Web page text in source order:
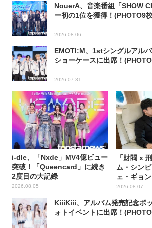
NouerA、音楽番組「SHOW
ー初の1位を獲得！(PHOTO9
2026.08.06
EMOTI:M、1stシングルアルバ
ショーケースに出席！
2026.07.31
i-dle、「Nxde」MV4億ビュー
突破！「Queencard」に続き
2度目の大記録
2026.08.05
「財閥 x
ム・シン
ェ・ギョ
した姿に注
2026.08.07
KiiiKiii、アルバム発売記念ポ
ォトイベントに出席！